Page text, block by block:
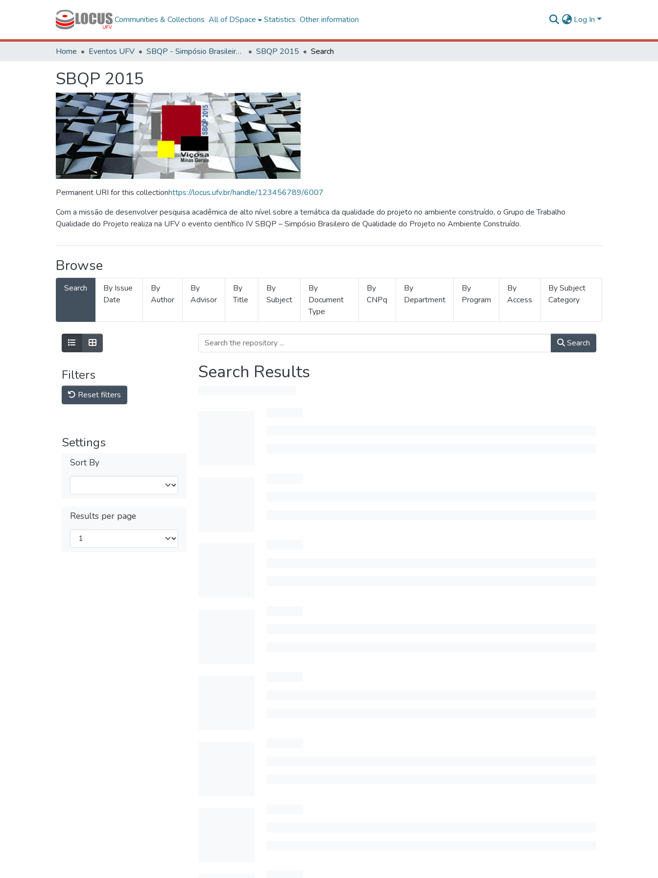
Communities & Collections All of DSpace Statistics Other information Log In
Home Eventos UFV SBQP - Simpósio Brasileiro de Qualidade do Projeto no Ambiente Construído SBQP 2015 Search
SBQP 2015
Permanent URI for this collectionhttps://locus.ufv.br/handle/123456789/6007
Com a missão de desenvolver pesquisa acadêmica de alto nível sobre a temática da qualidade do projeto no ambiente construído, o Grupo de Trabalho
Qualidade do Projeto realiza na UFV o evento científico IV SBQP – Simpósio Brasileiro de Qualidade do Projeto no Ambiente Construído.
Browse
Search
By Issue
Date
By
Author
By
Advisor
By
Title
By
Subject
By
Document
Type
By
CNPq
By
Department
By
Program
By
Access
By Subject
Category
Filters
Reset filters
Settings
Sort By
Results per page
Search
Search Results